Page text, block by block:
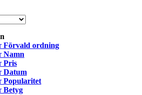
Förvald ordning
Namn
Pris
Datum
Popularitet
Betyg